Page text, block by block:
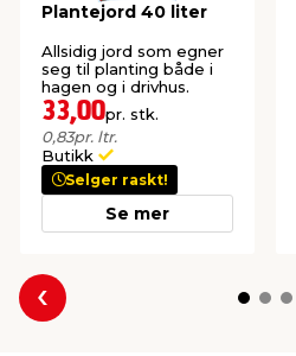
Plantejord 40 liter
Allsidig jord som egner
seg til planting både i
hagen og i drivhus.
33,00pr. stk.
0,83pr. ltr.
Butikk
Selger raskt!
Se mer
Forrige